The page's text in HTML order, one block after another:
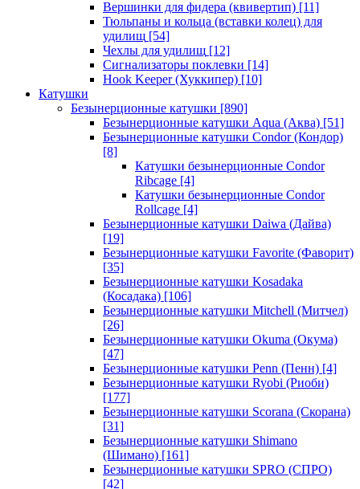
Вершинки для фидера (квивертип) [11]
Тюльпаны и кольца (вставки колец) для
удилищ [54]
Чехлы для удилищ [12]
Сигнализаторы поклевки [14]
Hook Keeper (Хуккипер) [10]
Катушки
Безынерционные катушки [890]
Безынерционные катушки Aqua (Аква) [51]
Безынерционные катушки Condor (Кондор)
[8]
Катушки безынерционные Condor
Ribcage [4]
Катушки безынерционные Condor
Rollcage [4]
Безынерционные катушки Daiwa (Дайва)
[19]
Безынерционные катушки Favorite (Фаворит)
[35]
Безынерционные катушки Kosadaka
(Косадака) [106]
Безынерционные катушки Mitchell (Митчел)
[26]
Безынерционные катушки Okuma (Окума)
[47]
Безынерционные катушки Penn (Пенн) [4]
Безынерционные катушки Ryobi (Риоби)
[177]
Безынерционные катушки Scorana (Скорана)
[31]
Безынерционные катушки Shimano
(Шимано) [161]
Безынерционные катушки SPRO (СПРО)
[42]